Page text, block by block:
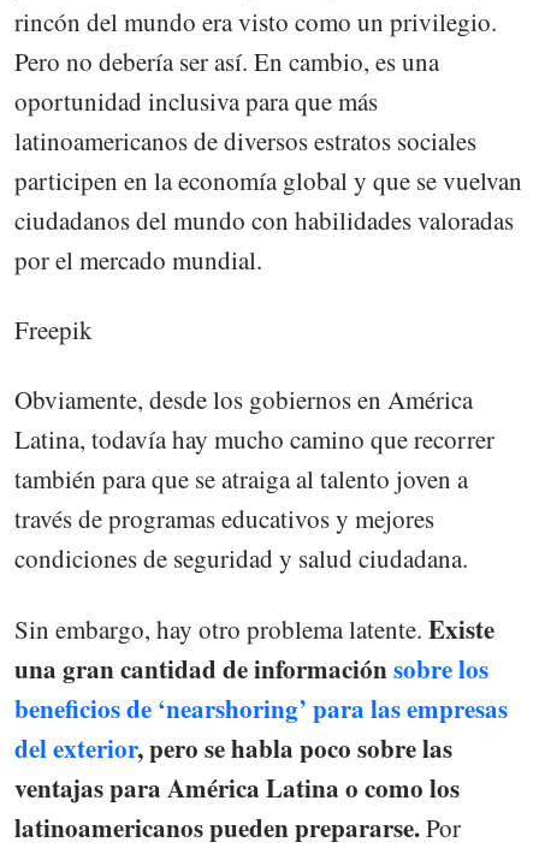
rincón del mundo era visto como un privilegio.
Pero no debería ser así. En cambio, es una
oportunidad inclusiva para que más
latinoamericanos de diversos estratos sociales
participen en la economía global y que se vuelvan
ciudadanos del mundo con habilidades valoradas
por el mercado mundial.
Freepik
Obviamente, desde los gobiernos en América
Latina, todavía hay mucho camino que recorrer
también para que se atraiga al talento joven a
través de programas educativos y mejores
condiciones de seguridad y salud ciudadana.
Sin embargo, hay otro problema latente. Existe
una gran cantidad de informaciónsobre los
beneficios de ‘nearshoring’ para las empresas
del exterior, pero se habla poco sobre las
ventajas para América Latina o como los
latinoamericanos pueden prepararse.Por